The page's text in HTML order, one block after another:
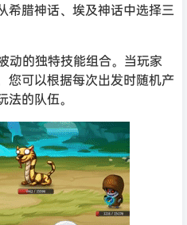
希腊神话、埃及神话中选择三
动的独特技能组合。当玩家
您可以根据每次出发时随机产
的队伍。